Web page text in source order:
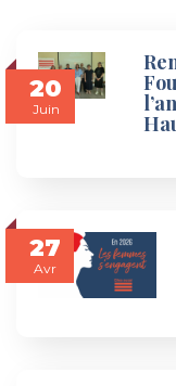
20
Juin
27
Avr